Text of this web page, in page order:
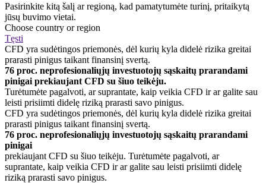
Pasirinkite kitą šalį ar regioną, kad pamatytumėte turinį, pritaikytą
jūsų buvimo vietai.
Choose country or region
Tęsti
CFD yra sudėtingos priemonės, dėl kurių kyla didelė rizika greitai
prarasti pinigus taikant finansinį svertą.
76 proc. neprofesionaliųjų investuotojų sąskaitų prarandami
pinigai prekiaujant CFD su šiuo teikėju.
Turėtumėte pagalvoti, ar suprantate, kaip veikia CFD ir ar galite sau
leisti prisiimti didelę riziką prarasti savo pinigus.
CFD yra sudėtingos priemonės, dėl kurių kyla didelė rizika greitai
prarasti pinigus taikant finansinį svertą.
76 proc. neprofesionaliųjų investuotojų sąskaitų prarandami
pinigai
prekiaujant CFD su šiuo teikėju. Turėtumėte pagalvoti, ar
suprantate, kaip veikia CFD ir ar galite sau leisti prisiimti didelę
riziką prarasti savo pinigus.